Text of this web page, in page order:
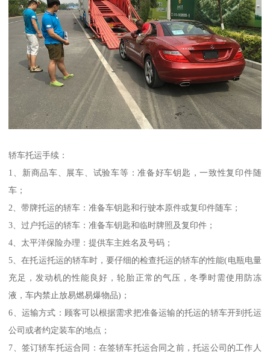
轿车托运手续：
1、新商品车、展车、试验车等：准备好车钥匙，一致性复印件随
车；
2、带牌托运的轿车：准备车钥匙和行驶本原件或复印件随车；
3、过户托运的轿车：准备车钥匙和临时牌照及复印件；
4、太平洋保险办理：提供车主姓名及号码；
5、在托运托运的轿车时，要仔细的检查托运的轿车的性能(电瓶电量
充足，发动机的性能良好，轮胎正常的气压，冬季时需使用防冻
液，车内禁止放易燃易爆物品)；
6、运输方式：顾客可以根据需求把准备运输的托运的轿车开到托运
公司或者约定装车的地点；
7、签订轿车托运合同：在签轿车托运合同之前，托运公司的工作人